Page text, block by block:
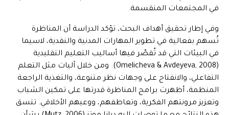
في المجتمعات المنقسمة.
وفي إطار تحقيق أهداف البحث، تؤكد الدراسة أن المناظرة
تُسهم بفعالية في تطوير المهارات المدنية والنقدية، لاسيما
في البيئات التي قد تُقصّر فيها أساليب التعليم التقليدية
(Omelicheva & Avdeyeva, 2008). ومن خلال آليات مثل التعلم
التفاعلي، والانفتاح على وجهات نظر متنوعة، والتغذية الراجعة
المنظمة، أظهرت برامج المناظرة قدرتها على تمكين الشباب
وتعزيز مرونتهم الفكرية، وتعاطفهم، ووعيهم الأخلاقي. تتسق